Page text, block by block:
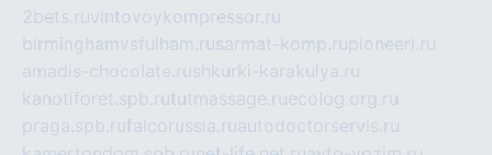
2bets.ruvintovoykompressor.ru
birminghamvsfulham.rusarmat-komp.rupioneeri.ru
amadis-chocolate.rushkurki-karakulya.ru
kanotiforet.spb.rututmassage.ruecolog.org.ru
praga.spb.rufalcorussia.ruautodoctorservis.ru